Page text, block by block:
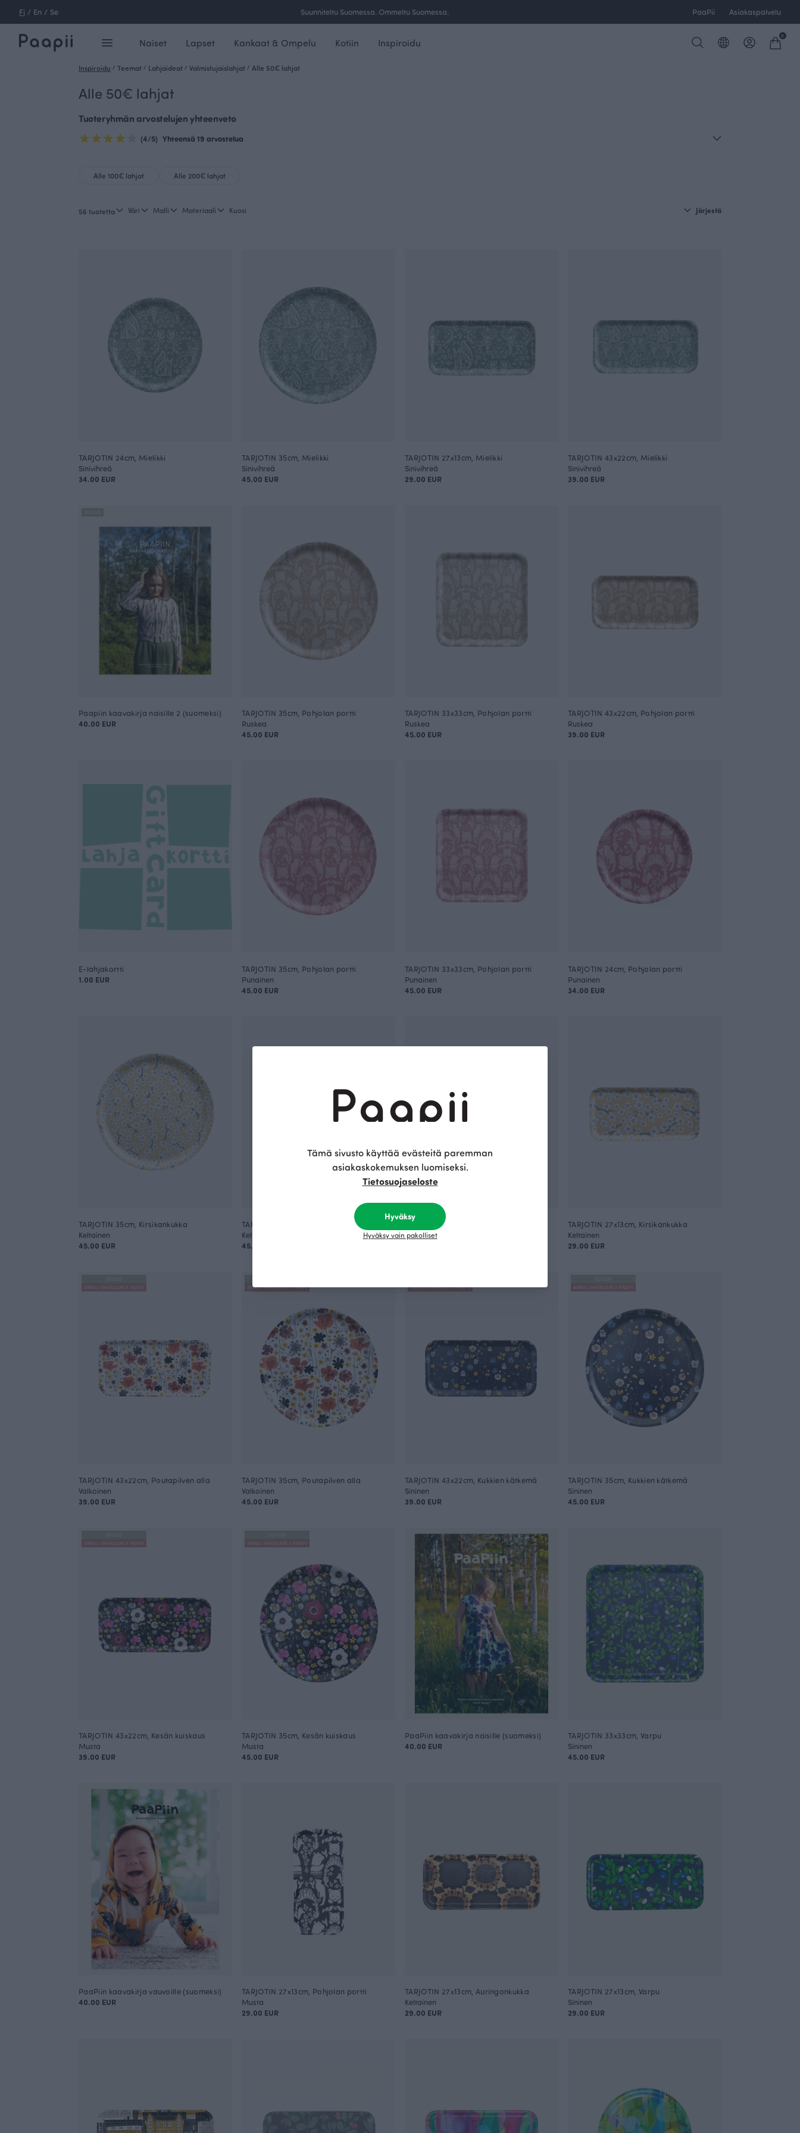
Fi / En / Se Ilmainen toimitus yli 100 € tilauksille Suomessa. PaaPii Asiakaspalvelu
Naiset Lapset Kankaat & Ompelu Kotiin Inspiroidu
0
Inspiroidu / Teemat / Lahjaideat / Valmistujaislahjat / Alle 50€ lahjat
Alle 50€ lahjat
Tuoteryhmän arvostelujen yhteenveto
(4/5) Yhteensä 19 arvostelua
Alle 100€ lahjat Alle 200€ lahjat
56 tuotetta Väri Malli Materiaali Kuosi Järjestä
TARJOTIN 24cm, Mielikki
Sinivihreä
34.00 EUR
TARJOTIN 35cm, Mielikki
Sinivihreä
45.00 EUR
TARJOTIN 27x13cm, Mielikki
Sinivihreä
29.00 EUR
TARJOTIN 43x22cm, Mielikki
Sinivihreä
39.00 EUR
Paapiin kaavakirja naisille 2 (suomeksi)
40.00 EUR
TARJOTIN 35cm, Pohjolan portti
Ruskea
45.00 EUR
TARJOTIN 33x33cm, Pohjolan portti
Ruskea
45.00 EUR
TARJOTIN 43x22cm, Pohjolan portti
Ruskea
39.00 EUR
E-lahjakortti
1.00 EUR
TARJOTIN 35cm, Pohjolan portti
Punainen
45.00 EUR
TARJOTIN 33x33cm, Pohjolan portti
Punainen
45.00 EUR
TARJOTIN 24cm, Pohjolan portti
Punainen
34.00 EUR
TARJOTIN 35cm, Kirsikankukka
Keltainen
45.00 EUR
TARJOTIN 33x33cm, Kirsikankukka
Keltainen
45.00 EUR
TARJOTIN 24cm, Kirsikankukka
Keltainen
TARJOTIN 27x13cm, Kirsikankukka
Keltainen
29.00 EUR
ANNULI VIHERJUURI X PAAPII
TARJOTIN 43x22cm, Poutapilven alla
Valkoinen
39.00 EUR
ANNULI VIHERJUURI X PAAPII
TARJOTIN 35cm, Poutapilven alla
Valkoinen
45.00 EUR
ANNULI VIHERJUURI X PAAPII
TARJOTIN 43x22cm, Kukkien kätkemä
Sininen
39.00 EUR
ANNULI VIHERJUURI X PAAPII
TARJOTIN 35cm, Kukkien kätkemä
Sininen
45.00 EUR
ANNULI VIHERJUURI X PAAPII
TARJOTIN 43x22cm, Kesän kuiskaus
Musta
39.00 EUR
ANNULI VIHERJUURI X PAAPII
TARJOTIN 35cm, Kesän kuiskaus
Musta
45.00 EUR
PaaPiin kaavakirja naisille (suomeksi)
40.00 EUR
TARJOTIN 33x33cm, Varpu
Sininen
45.00 EUR
PaaPiin kaavakirja vauvoille (suomeksi)
40.00 EUR
TARJOTIN 27x13cm, Pohjolan portti
Musta
29.00 EUR
TARJOTIN 27x13cm, Auringonkukka
Keltainen
29.00 EUR
TARJOTIN 27x13cm, Varpu
Sininen
29.00 EUR
Tämä sivusto käyttää evästeitä paremman
asiakaskokemuksen luomiseksi.
Tietosuojaseloste
Hyväksy
Hyväksy vain pakolliset